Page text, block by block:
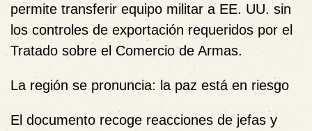
permite transferir equipo militar a EE. UU. sin
los controles de exportación requeridos por el
Tratado sobre el Comercio de Armas.
La región se pronuncia: la paz está en riesgo
El documento recoge reacciones de jefas y